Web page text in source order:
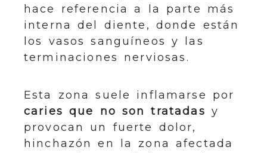
hace referencia a la parte más
interna del diente, donde están
los vasos sanguíneos y las
terminaciones nerviosas.
Esta zona suele inflamarse por
caries que no son tratadas y
provocan un fuerte dolor,
hinchazón en la zona afectada